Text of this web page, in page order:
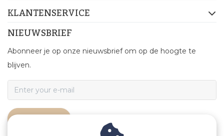
KLANTENSERVICE
NIEUWSBRIEF
Abonneer je op onze nieuwsbrief om op de hoogte te
blijven.